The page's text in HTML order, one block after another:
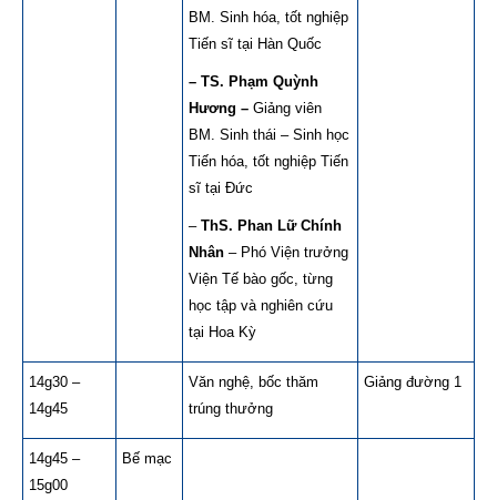
BM. Sinh hóa, tốt nghiệp
Tiến sĩ tại Hàn Quốc
– TS. Phạm Quỳnh
Hương – Giảng viên
BM. Sinh thái – Sinh học
Tiến hóa, tốt nghiệp Tiến
sĩ tại Đức
– ThS. Phan Lữ Chính
Nhân – Phó Viện trưởng
Viện Tế bào gốc, từng
học tập và nghiên cứu
tại Hoa Kỳ
14g30 –
14g45
Văn nghệ, bốc thăm
trúng thưởng
Giảng đường 1
14g45 –
15g00
Bế mạc